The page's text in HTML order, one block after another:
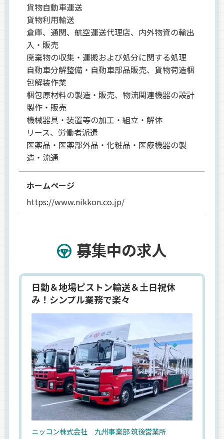
貨物自動車運送
貨物利用輸送
倉庫、通関、航空運送代理店、内外物資の輸出
入・販売
廃棄物の収集・運搬および処分に関する処理
自動車分解整備・自動車部品販売、貨物荷造梱
包解装作業
梱包原材料の製造・販売、物流関連機器の設計
製作・販売
機械器具・装置等の加工・組立・解体
リース、労働者派遣
医薬品・医薬部外品・化粧品・医療機器の製
造・流通
ホームページ
https://www.nikkon.co.jp/
募集中の求人
日勤＆地場ピストン輸送＆土日祝休
み！シンプル業務で楽々
ニッコン株式会社 九州事業部 筑後営業所